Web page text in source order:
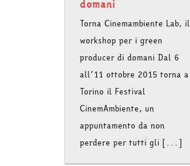
domani
Torna Cinemambiente Lab, il
workshop per i green
producer di domani Dal 6
all’11 ottobre 2015 torna a
Torino il Festival
CinemAmbiente, un
appuntamento da non
perdere per tutti gli [...]